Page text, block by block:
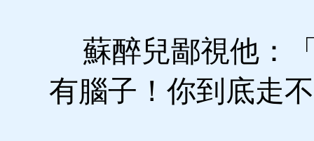
蘇醉兒鄙視他：
有腦子！你到底走